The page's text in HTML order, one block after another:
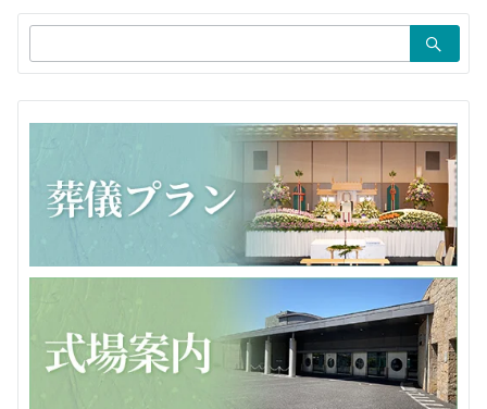
ョ
ン
索：